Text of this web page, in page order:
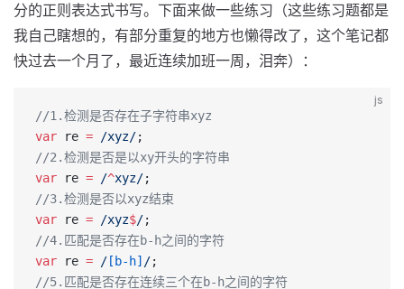
分的正则表达式书写。下面来做一些练习（这些练习题都是
我自己瞎想的，有部分重复的地方也懒得改了，这个笔记都
快过去一个月了，最近连续加班一周，泪奔）：
js
//1.检测是否存在子字符串xyz
var re = /xyz/;
//2.检测是否是以xy开头的字符串
var re = /^xyz/;
//3.检测是否以xyz结束
var re = /xyz$/;
//4.匹配是否存在b-h之间的字符
var re = / [b-h] /;
//5.匹配是否存在连续三个在b-h之间的字符